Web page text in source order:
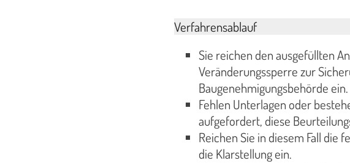
Verfahrensablauf
Sie reichen den ausgefüllten
Veränderungssperre zur
Baugenehmigungsbehörde ein.
Fehlen Unterlagen oder
aufgefordert, diese
Reichen Sie in diesem Fall die
die Klarstellung ein.